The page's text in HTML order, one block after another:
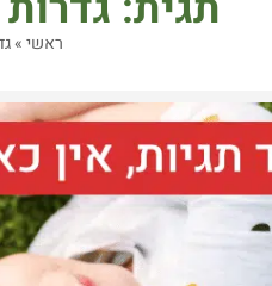
ראשי»